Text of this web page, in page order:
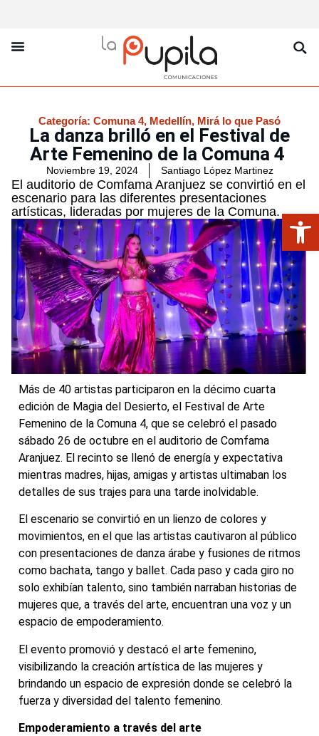
Categoría: Comuna 4, Medellín, Mirá lo que Pasó
La danza brilló en el Festival de
Arte Femenino de la Comuna 4
Noviembre 19, 2024 Santiago López Martinez
El auditorio de Comfama Aranjuez se convirtió en el
escenario para las diferentes presentaciones
artísticas, lideradas por mujeres de la Comuna.
Más de 40 artistas participaron en la décimo cuarta
edición de Magia del Desierto, el Festival de Arte
Femenino de la Comuna 4, que se celebró el pasado
sábado 26 de octubre en el auditorio de Comfama
Aranjuez. El recinto se llenó de energía y expectativa
mientras madres, hijas, amigas y artistas ultimaban los
detalles de sus trajes para una tarde inolvidable.
El escenario se convirtió en un lienzo de colores y
movimientos, en el que las artistas cautivaron al público
con presentaciones de danza árabe y fusiones de ritmos
como bachata, tango y ballet. Cada paso y cada giro no
solo exhibían talento, sino también narraban historias de
mujeres que, a través del arte, encuentran una voz y un
espacio de empoderamiento.
El evento promovió y destacó el arte femenino,
visibilizando la creación artística de las mujeres y
brindando un espacio de expresión donde se celebró la
fuerza y diversidad del talento femenino.
Empoderamiento a través del arte
Abrir